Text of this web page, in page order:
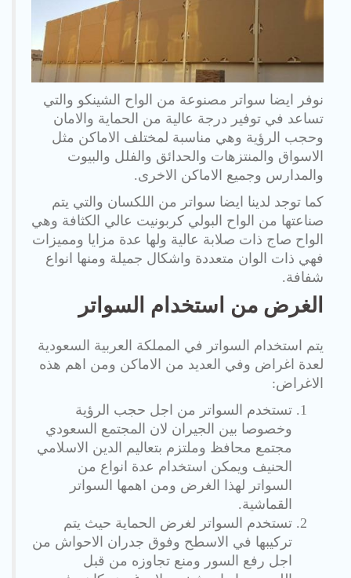
نوفر ايضا سواتر مصنوعة من الواح الشينكو والتي
تساعد في توفير درجة عالية من الحماية والامان
وحجب الرؤية وهي مناسبة لمختلف الاماكن مثل
الاسواق والمنتزهات والحدائق والفلل والبيوت
والمدارس وجميع الاماكن الاخرى.
كما توجد لدينا ايضا سواتر من اللكسان والتي يتم
صناعتها من الواح البولي كربونيت عالي الكثافة وهي
الواح صاج ذات صلابة عالية ولها عدة مزايا ومميزات
فهي ذات الوان متعددة واشكال جميلة ومنها انواع
شفافة.
الغرض من استخدام السواتر
يتم استخدام السواتر في المملكة العربية السعودية
لعدة اغراض وفي العديد من الاماكن ومن اهم هذه
الاغراض:
تستخدم السواتر من اجل حجب الرؤية
وخصوصا بين الجيران لان المجتمع السعودي
مجتمع محافظ وملتزم بتعاليم الدين الاسلامي
الحنيف ويمكن استخدام عدة انواع من
السواتر لهذا الغرض ومن اهمها السواتر
القماشية.
تستخدم السواتر لغرض الحماية حيث يتم
تركيبها في الاسطح وفوق جدران الاحواش من
اجل رفع السور ومنع تجاوزه من قبل